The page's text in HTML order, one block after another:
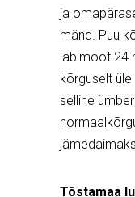
ja
mänd. Puu
läbimõõt 24
kõrguselt üle
selline
Tõstamaa